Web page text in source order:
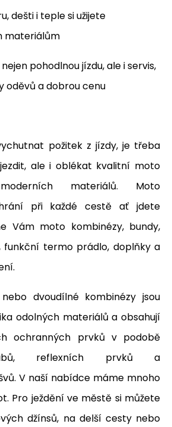
dešti i teple si užijete
materiálům
pohodlnou jízdu, ale i servis,
oděvů a dobrou cenu
požitek z jízdy, je třeba
ale i oblékat kvalitní moto
materiálů. Moto
při každé cestě ať jdete
Vám moto kombinézy, bundy,
funkční termo prádlo, doplňky a
dvoudílné kombinézy jsou
odolných materiálů a obsahují
ochranných prvků v podobě
reflexních prvků a
V naší nabídce máme mnoho
Pro ježdění ve městě si můžete
džínsů, na delší cesty nebo